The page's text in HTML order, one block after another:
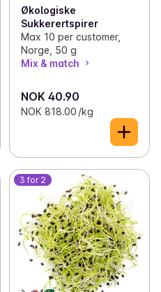
Økologiske
Sukkerertspirer
Max 10 per customer,
Norge, 50 g
Mix & match
NOK 40.90
NOK 818.00 /kg
3 for 2